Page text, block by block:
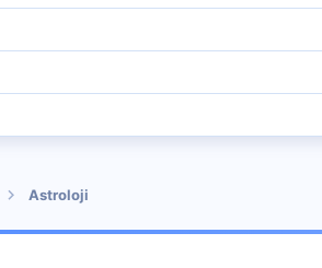
Astroloji